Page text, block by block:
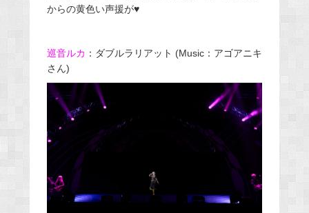
からの黄色い声援が♥
巡音ルカ ：ダブルラリアット (Music：アゴアニキ
さん)